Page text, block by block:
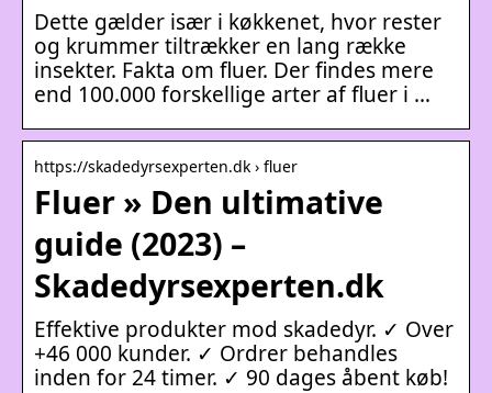
Dette gælder især i køkkenet, hvor rester
og krummer tiltrækker en lang række
insekter. Fakta om fluer. Der findes mere
end 100.000 forskellige arter af fluer i …
https://skadedyrsexperten.dk › fluer
Fluer » Den ultimative
guide (2023) –
Skadedyrsexperten.dk
Effektive produkter mod skadedyr. ✓ Over
+46 000 kunder. ✓ Ordrer behandles
inden for 24 timer. ✓ 90 dages åbent køb!